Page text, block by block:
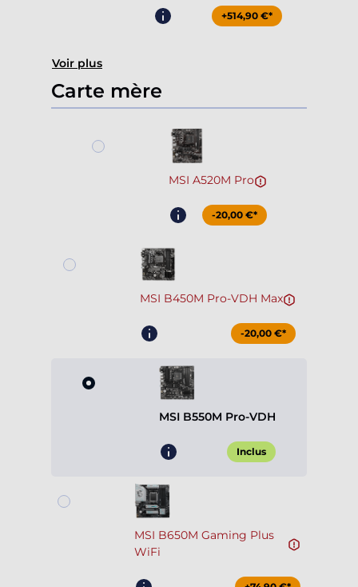
+514,90 €*
Voir plus
Carte mère
MSI A520M Pro
-20,00 €*
MSI B450M Pro-VDH Max
-20,00 €*
MSI B550M Pro-VDH
Inclus
MSI B650M Gaming Plus
WiFi